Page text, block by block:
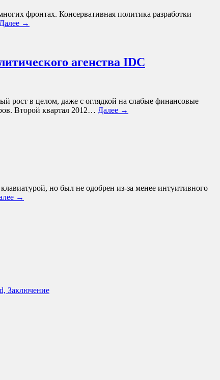
фронтах. Консервативная политика разработки
Далее →
агенства IDC
рост в целом, даже с оглядкой на слабые финансовые
Второй квартал 2012… Далее →
но был не одобрен из-за менее интуитивного
→
Заключение